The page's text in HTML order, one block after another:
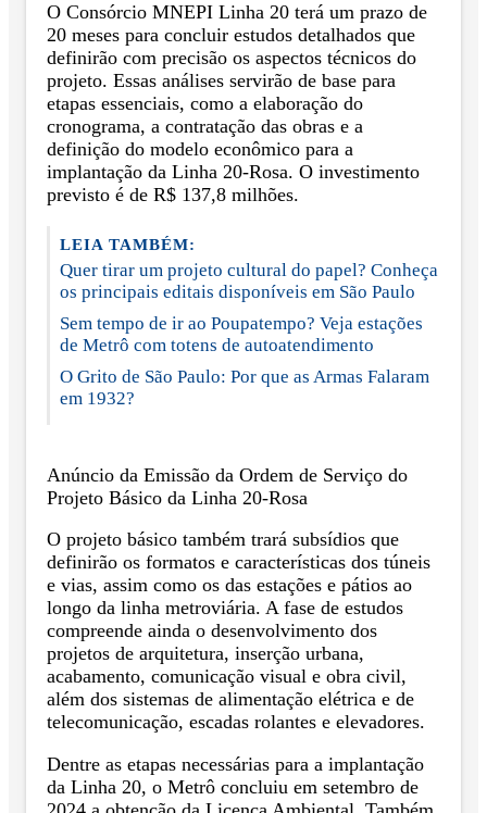
O Consórcio MNEPI Linha 20 terá um prazo de
20 meses para concluir estudos detalhados que
definirão com precisão os aspectos técnicos do
projeto. Essas análises servirão de base para
etapas essenciais, como a elaboração do
cronograma, a contratação das obras e a
definição do modelo econômico para a
implantação da Linha 20-Rosa. O investimento
previsto é de R$ 137,8 milhões.
LEIA TAMBÉM:
Quer tirar um projeto cultural do papel? Conheça
os principais editais disponíveis em São Paulo
Sem tempo de ir ao Poupatempo? Veja estações
de Metrô com totens de autoatendimento
O Grito de São Paulo: Por que as Armas Falaram
em 1932?
Anúncio da Emissão da Ordem de Serviço do
Projeto Básico da Linha 20-Rosa
O projeto básico também trará subsídios que
definirão os formatos e características dos túneis
e vias, assim como os das estações e pátios ao
longo da linha metroviária. A fase de estudos
compreende ainda o desenvolvimento dos
projetos de arquitetura, inserção urbana,
acabamento, comunicação visual e obra civil,
além dos sistemas de alimentação elétrica e de
telecomunicação, escadas rolantes e elevadores.
Dentre as etapas necessárias para a implantação
da Linha 20, o Metrô concluiu em setembro de